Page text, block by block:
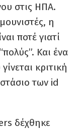
στις ΗΠΑ.
η
ποτέ γιατί
Και ένα
κριτική
των id
δέχθηκε